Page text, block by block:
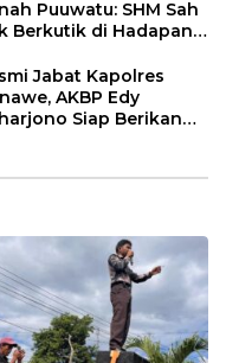
Puuwatu: SHM Sah
Berkutik di Hadapan
Jabat Kapolres
AKBP Edy
Siap Berikan